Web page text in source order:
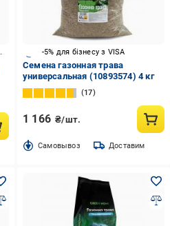
-5% для бізнесу з VISA
Семена газонная трава
универсальная (10893574) 4 кг
17
1 166 ₴/шт.
Cамовывоз Доставим